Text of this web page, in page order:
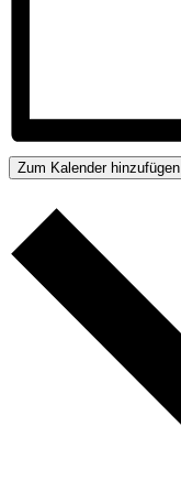
Zum Kalender hinzufügen